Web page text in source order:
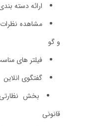
ارائه دسته
مشاهده
و گو
فیلتر های
گفتگوی انلاین
بخش
قانونی